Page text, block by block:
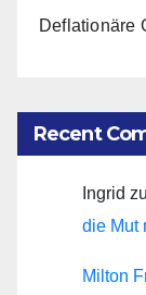
Deflationäre
Recent
Ingrid
die Mut
Milton